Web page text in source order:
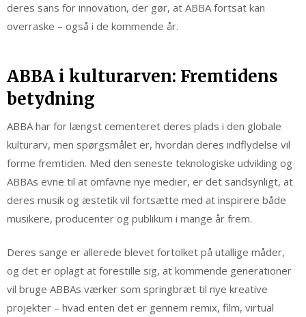
deres sans for innovation, der gør, at ABBA fortsat kan
overraske – også i de kommende år.
ABBA i kulturarven: Fremtidens
betydning
ABBA har for længst cementeret deres plads i den globale
kulturarv, men spørgsmålet er, hvordan deres indflydelse vil
forme fremtiden. Med den seneste teknologiske udvikling og
ABBAs evne til at omfavne nye medier, er det sandsynligt, at
deres musik og æstetik vil fortsætte med at inspirere både
musikere, producenter og publikum i mange år frem.
Deres sange er allerede blevet fortolket på utallige måder,
og det er oplagt at forestille sig, at kommende generationer
vil bruge ABBAs værker som springbræt til nye kreative
projekter – hvad enten det er gennem remix, film, virtual